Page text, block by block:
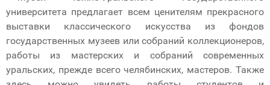
университета предлагает всем ценителям прекрасного
выставки классического искусства из фондов
государственных музеев или собраний коллекционеров,
работы из мастерских и собраний современных
уральских, прежде всего челябинских, мастеров. Также